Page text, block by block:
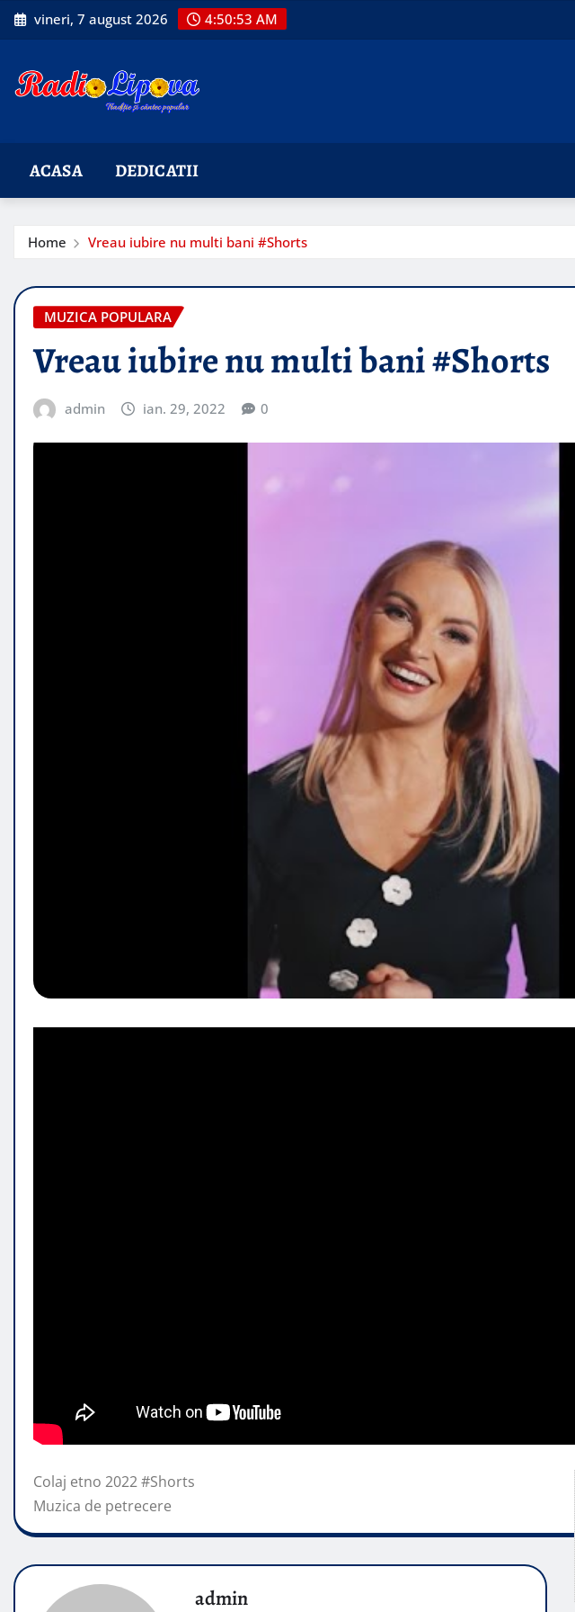
Skip
to
vineri, 7 august 2026 4:50:54 AM
ACASA DEDICATII
Home Vreau iubire nu multi bani #Shorts
MUZICA POPULARA
Vreau iubire nu multi bani #Shorts
admin ian. 29, 2022 0
Colaj etno 2022 #Shorts
Muzica de petrecere
admin